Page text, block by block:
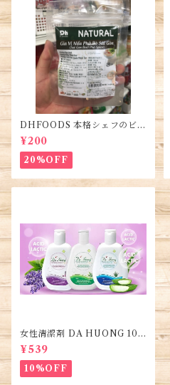
DHFOODS 本格シェフのビー
フフォーのセット・Gia Vị Ph
ở Bò Sài Gòn
¥200
20%OFF
女性清潔剤 DA HUONG 100
ml 1本・Women's Cleanse
r・Dung dịch vệ sinh phụ n
ữ
¥539
10%OFF